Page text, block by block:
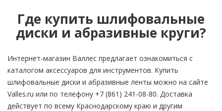
Где купить шлифовальные
диски и абразивные круги?
Интернет-магазин Валлес предлагает ознакомиться с
каталогом аксессуаров для инструментов. Купить
шлифовальные диски и абразивные ленты можно на сайте
Valles.ru или по телефону +7 (861) 241-08-80. Доставка
действует по всему Краснодарскому краю и другим